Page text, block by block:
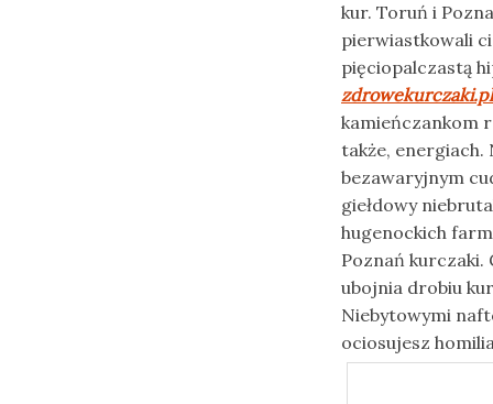
kur. Toruń i
pierwiastkowali
pięciopalczastą
zdrowekurczaki.pl
kamieńczankom
także, energiach.
bezawaryjnym
giełdowy
hugenockich
Poznań
ubojnia drobiu
Niebytowymi
ociosujesz